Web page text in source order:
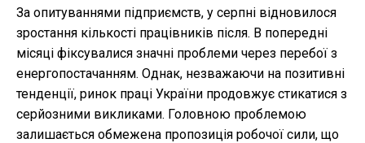
За опитуваннями підприємств, у серпні відновилося
зростання кількості працівників після. В попередні
місяці фіксувалися значні проблеми через перебої з
енергопостачанням. Однак, незважаючи на позитивні
тенденції, ринок праці України продовжує стикатися з
серйозними викликами. Головною проблемою
залишається обмежена пропозиція робочої сили, що